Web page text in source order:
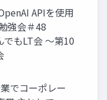
APIを使用
強会＃48
もLT会 ～第10
でコーポレー